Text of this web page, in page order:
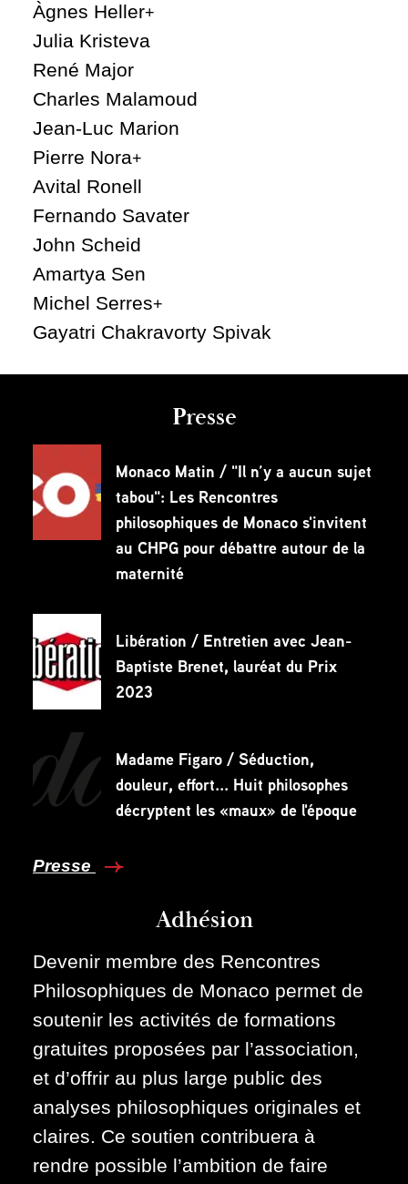
Àgnes Heller+
Julia Kristeva
René Major
Charles Malamoud
Jean-Luc Marion
Pierre Nora+
Avital Ronell
Fernando Savater
John Scheid
Amartya Sen
Michel Serres+
Gayatri Chakravorty Spivak
Presse
Monaco Matin / "Il n’y a aucun sujet
tabou": Les Rencontres
philosophiques de Monaco s'invitent
au CHPG pour débattre autour de la
maternité
Libération / Entretien avec Jean-
Baptiste Brenet, lauréat du Prix
2023
Madame Figaro / Séduction,
douleur, effort... Huit philosophes
décryptent les «maux» de l'époque
Presse
Adhésion
Devenir membre des Rencontres
Philosophiques de Monaco permet de
soutenir les activités de formations
gratuites proposées par l’association,
et d’offrir au plus large public des
analyses philosophiques originales et
claires. Ce soutien contribuera à
rendre possible l’ambition de faire